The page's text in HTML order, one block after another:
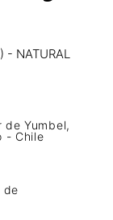
- NATURAL
de Yumbel,
- Chile
de